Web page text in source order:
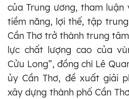
của Trung ương, tham luận
tiềm năng, lợi thế, tập
Cần Thơ trở thành trung
lực chất lượng cao của
Cửu Long”, đồng chí Lê
ủy Cần Thơ, đề xuất giải
xây dựng thành phố Cần